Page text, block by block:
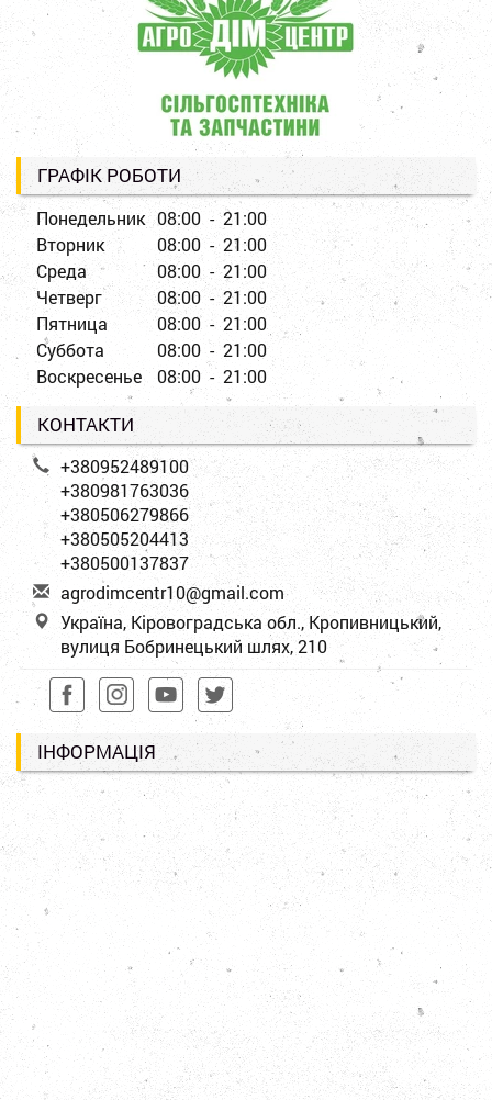
ГРАФІК РОБОТИ
Понедельник 08:00 - 21:00
Вторник
08:00 - 21:00
Среда
08:00 - 21:00
Четверг
08:00 - 21:00
Пятница
08:00 - 21:00
Суббота
08:00 - 21:00
Воскресенье
08:00 - 21:00
КОНТАКТИ
+380952489100
+380981763036
+380506279866
+380505204413
+380500137837
agrodimcentr10@gmail.com
Україна, Кіровоградська обл., Кропивницький,
вулиця Бобринецький шлях, 210
ІНФОРМАЦІЯ